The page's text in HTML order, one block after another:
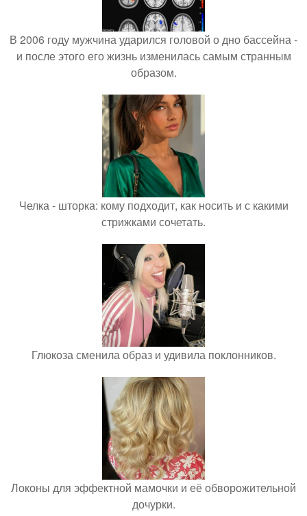
В 2006 году мужчина ударился головой о дно бассейна -
и после этого его жизнь изменилась самым странным
образом.
Челка - шторка: кому подходит, как носить и с какими
стрижками сочетать.
Глюкоза сменила образ и удивила поклонников.
Локоны для эффектной мамочки и её обворожительной
дочурки.